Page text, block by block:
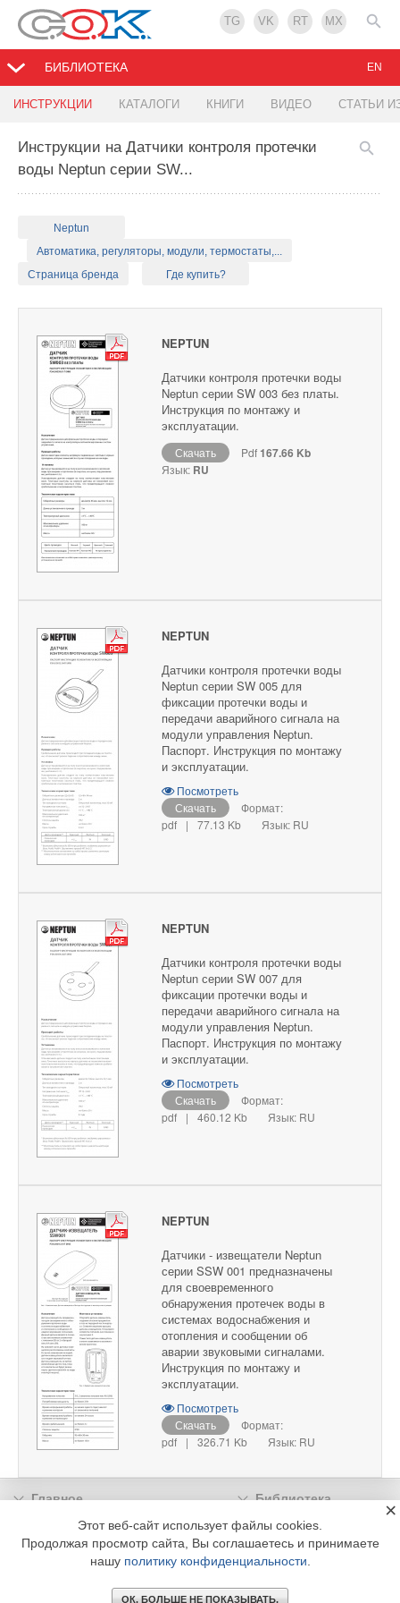
TG VK RT MX
БИБЛИОТЕКА
ИНСТРУКЦИИ КАТАЛОГИ КНИГИ ВИДЕО СТАТЬИ
EN
Инструкции на Датчики контроля протечки
воды Neptun серии SW...
Neptun
Автоматика, регуляторы, модули, термостаты,...
Страница бренда
Где купить?
NEPTUN
Датчики контроля протечки воды
Neptun серии SW 003 без платы.
Инструкция по монтажу и
эксплуатации.
Скачать Pdf167.66 Kb
Язык: RU
NEPTUN
Датчики контроля протечки воды
Neptun серии SW 005 для
фиксации протечки воды и
передачи аварийного сигнала на
модули управления Neptun.
Паспорт. Инструкция по монтажу
и эксплуатации.
Посмотреть
Скачать
Формат:
pdf
| 77.13 Kb Язык: RU
NEPTUN
Датчики контроля протечки воды
Neptun серии SW 007 для
фиксации протечки воды и
передачи аварийного сигнала на
модули управления Neptun.
Паспорт. Инструкция по монтажу
и эксплуатации.
Посмотреть
Скачать
Формат:
pdf
| 460.12 Kb Язык: RU
NEPTUN
Датчики - извещатели Neptun
серии SSW 001 предназначены
для своевременного
обнаружения протечек воды в
системах водоснабжения и
отопления и сообщении об
аварии звуковыми сигналами.
Инструкция по монтажу и
эксплуатации.
Посмотреть
Скачать
Формат:
pdf
| 326.71 Kb Язык: RU
Главное
Библиотека
Подписка
Реклама
Информация
© 2002 - 2026 OOO Издательский дом «МЕДИА ТЕХНОЛОДЖИ» +7 (495) 665-00-
Этот веб-сайт использует файлы cookies.
Продолжая просмотр сайта, Вы соглашаетесь и принимаете
нашу политику конфиденциальности
ОК. БОЛЬШЕ НЕ ПОКАЗЫВАТЬ.
×